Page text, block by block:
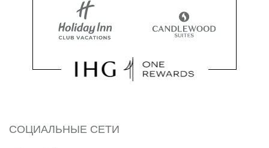
СОЦИАЛЬНЫЕ СЕТИ